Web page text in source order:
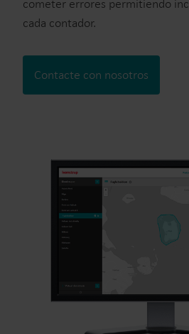
cometer errores permitiendo
cada contador.
Contacte con nosotros